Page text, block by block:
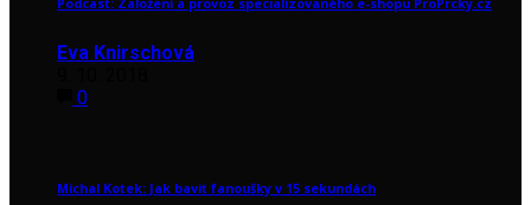
Podcast: Založení a provoz specializovaného e-shopu ProPrcky.cz
Eva Knirschová
0
Michal Kotek: Jak bavit fanoušky v 15 sekundách